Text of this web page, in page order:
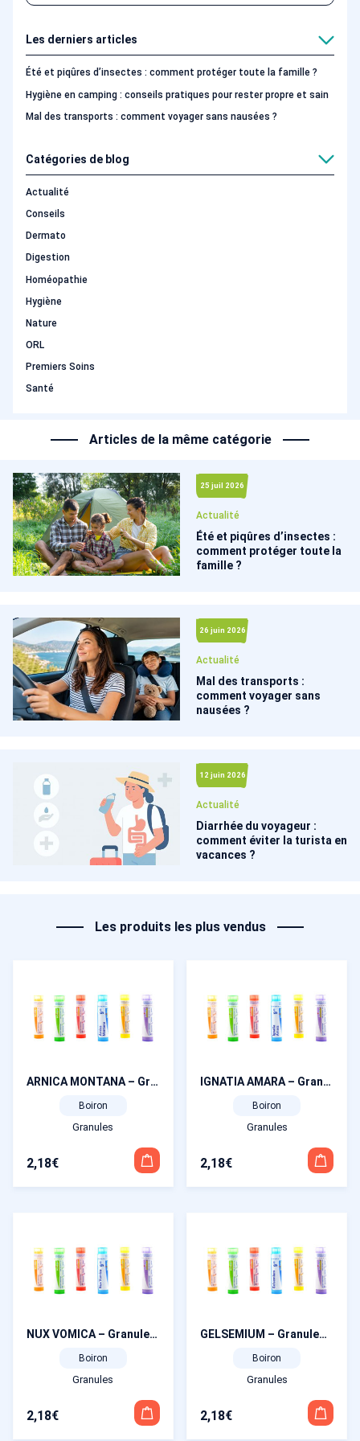
Les derniers articles
Été et piqûres d’insectes : comment protéger toute la famille ?
Hygiène en camping : conseils pratiques pour rester propre et sain
Mal des transports : comment voyager sans nausées ?
Catégories de blog
Actualité
Conseils
Dermato
Digestion
Homéopathie
Hygiène
Nature
ORL
Premiers Soins
Santé
Articles de la même catégorie
25 juil 2026
Actualité
Été et piqûres d’insectes :
comment protéger toute la
famille ?
26 juin 2026
Actualité
Mal des transports :
comment voyager sans
nausées ?
12 juin 2026
Actualité
Diarrhée du voyageur :
comment éviter la turista en
vacances ?
Les produits les plus vendus
ARNICA MONTANA – Granules homéopathiques
Boiron
Granules
2,18€
variations.
Les
options
être
page
IGNATIA AMARA – Granules homéopathiques
Boiron
Granules
2,18€
variations.
Les
options
être
page
NUX VOMICA – Granules homéopathiques
Boiron
Granules
2,18€
GELSEMIUM – Granules homéopathiques
Boiron
Granules
2,18€